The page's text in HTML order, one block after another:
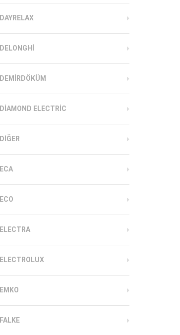
DAYRELAX
DELONGHI
DEMIRDÖKÜM
DIAMOND ELECTRIC
DIĞER
ECA
ECO
ELECTRA
ELECTROLUX
EMKO
FALKE